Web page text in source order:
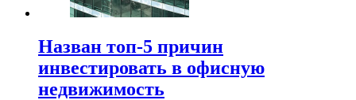
Назван топ-5 причин
инвестировать в офисную
недвижимость